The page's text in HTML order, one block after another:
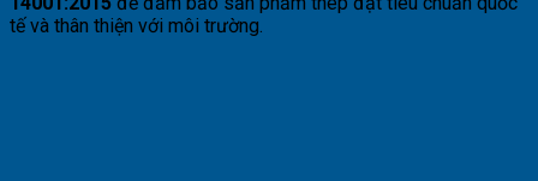
tế và thân thiện với môi trường.